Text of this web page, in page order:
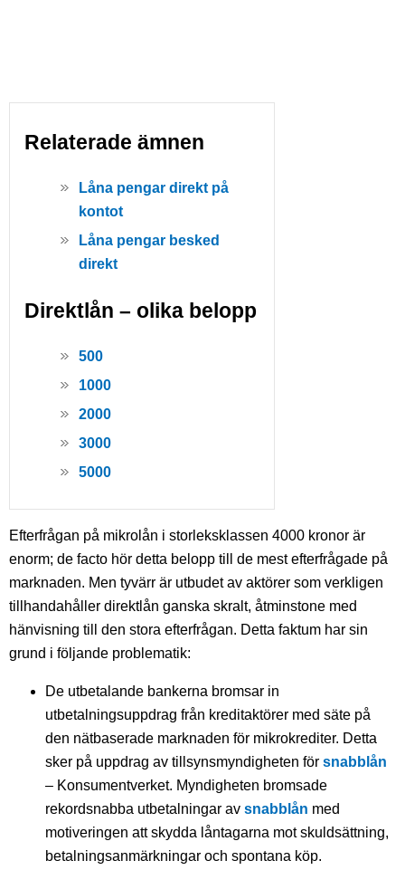
Relaterade ämnen
Låna pengar direkt på
kontot
Låna pengar besked
direkt
Direktlån – olika belopp
500
1000
2000
3000
5000
Efterfrågan på mikrolån i storleksklassen 4000 kronor är
enorm; de facto hör detta belopp till de mest efterfrågade på
marknaden. Men tyvärr är utbudet av aktörer som verkligen
tillhandahåller direktlån ganska skralt, åtminstone med
hänvisning till den stora efterfrågan. Detta faktum har sin
grund i följande problematik:
De utbetalande bankerna bromsar in
utbetalningsuppdrag från kreditaktörer med säte på
den nätbaserade marknaden för mikrokrediter. Detta
sker på uppdrag av tillsynsmyndigheten för snabblån
– Konsumentverket. Myndigheten bromsade
rekordsnabba utbetalningar av snabblån med
motiveringen att skydda låntagarna mot skuldsättning,
betalningsanmärkningar och spontana köp.